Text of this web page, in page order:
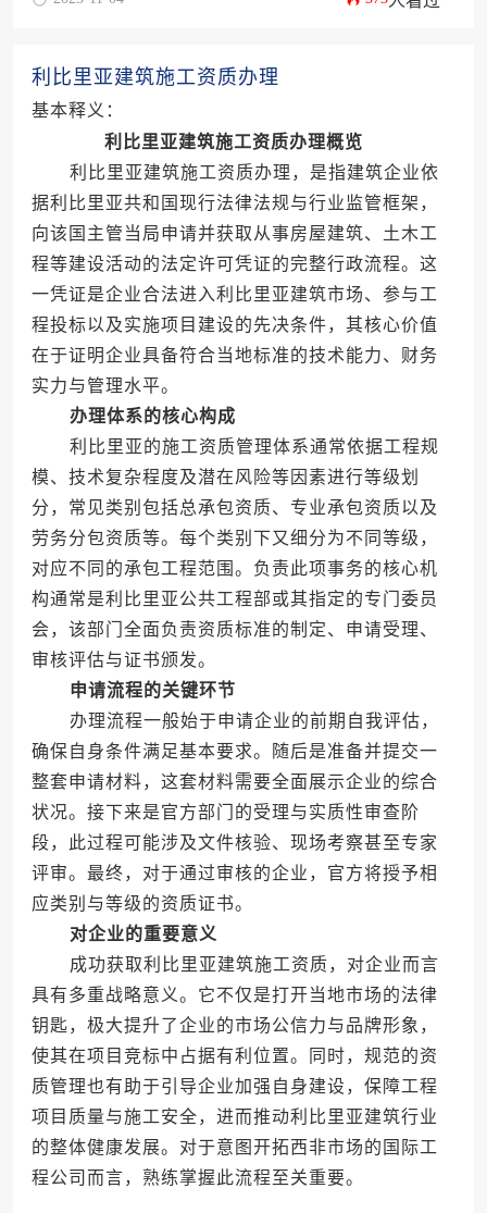
利比里亚建筑施工资质办理
基本释义：
利比里亚建筑施工资质办理概览
利比里亚建筑施工资质办理，是指建筑企业依
据利比里亚共和国现行法律法规与行业监管框架，
向该国主管当局申请并获取从事房屋建筑、土木工
程等建设活动的法定许可凭证的完整行政流程。这
一凭证是企业合法进入利比里亚建筑市场、参与工
程投标以及实施项目建设的先决条件，其核心价值
在于证明企业具备符合当地标准的技术能力、财务
实力与管理水平。
办理体系的核心构成
利比里亚的施工资质管理体系通常依据工程规
模、技术复杂程度及潜在风险等因素进行等级划
分，常见类别包括总承包资质、专业承包资质以及
劳务分包资质等。每个类别下又细分为不同等级，
对应不同的承包工程范围。负责此项事务的核心机
构通常是利比里亚公共工程部或其指定的专门委员
会，该部门全面负责资质标准的制定、申请受理、
审核评估与证书颁发。
申请流程的关键环节
办理流程一般始于申请企业的前期自我评估，
确保自身条件满足基本要求。随后是准备并提交一
整套申请材料，这套材料需要全面展示企业的综合
状况。接下来是官方部门的受理与实质性审查阶
段，此过程可能涉及文件核验、现场考察甚至专家
评审。最终，对于通过审核的企业，官方将授予相
应类别与等级的资质证书。
对企业的重要意义
成功获取利比里亚建筑施工资质，对企业而言
具有多重战略意义。它不仅是打开当地市场的法律
钥匙，极大提升了企业的市场公信力与品牌形象，
使其在项目竞标中占据有利位置。同时，规范的资
质管理也有助于引导企业加强自身建设，保障工程
项目质量与施工安全，进而推动利比里亚建筑行业
的整体健康发展。对于意图开拓西非市场的国际工
程公司而言，熟练掌握此流程至关重要。